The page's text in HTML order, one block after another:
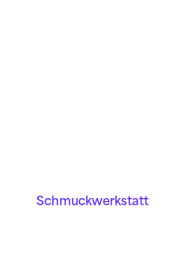
Schmuck­werkstatt